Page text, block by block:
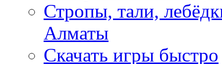
Стропы, тали,
Алматы
Скачать игры быстро